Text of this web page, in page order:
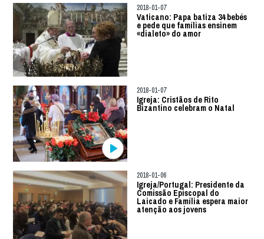
2018-01-07
Vaticano: Papa batiza 34 bebés
e pede que famílias ensinem
«dialeto» do amor
2018-01-07
Igreja: Cristãos de Rito
Bizantino celebram o Natal
2018-01-06
Igreja/Portugal: Presidente da
Comissão Episcopal do
Laicado e Família espera maior
atenção aos jovens